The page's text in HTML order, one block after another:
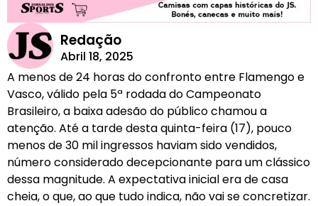
Redação
Abril 18, 2025
A menos de 24 horas do confronto entre Flamengo e
Vasco, válido pela 5ª rodada do Campeonato
Brasileiro, a baixa adesão do público chamou a
atenção. Até a tarde desta quinta-feira (17), pouco
menos de 30 mil ingressos haviam sido vendidos,
número considerado decepcionante para um clássico
dessa magnitude. A expectativa inicial era de casa
cheia, o que, ao que tudo indica, não vai se concretizar.